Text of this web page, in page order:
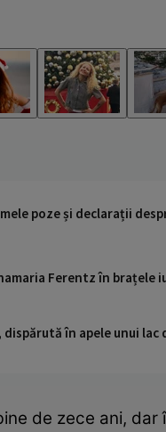
poze și declarații
Ferentz în brațele
dispărută în apele unui
de zece ani,